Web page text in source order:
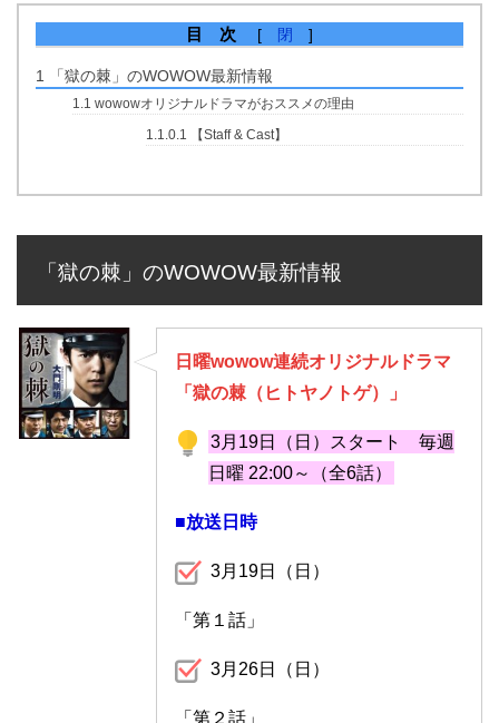
目 次 [ 閉 ]
1 「獄の棘」のWOWOW最新情報
1.1 wowowオリジナルドラマがおススメの理由
1.1.0.1 【Staff & Cast】
「獄の棘」のWOWOW最新情報
日曜wowow連続オリジナルドラマ
「獄の棘（ヒトヤノトゲ）」
3月19日（日）スタート 毎週
日曜 22:00～（全6話）
■放送日時
3月19日（日）
「第１話」
3月26日（日）
「第２話」